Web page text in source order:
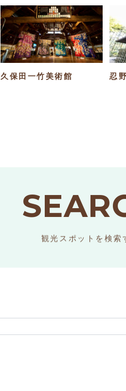
久保田一竹美術館 忍
観光スポットを検索